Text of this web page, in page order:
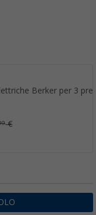
Berker per 3
€